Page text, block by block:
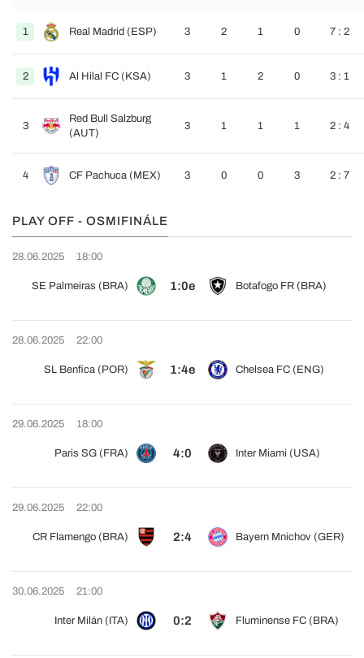
1 Real Madrid (ESP) 3 2 1 0 7 : 2
2 Al Hilal FC (KSA) 3 1 2 0 3 : 1
3
Red Bull Salzburg
(AUT)
3 1 1 1 2 : 4
4 CF Pachuca (MEX) 3 0 0 3 2 : 7
PLAY OFF - OSMIFINÁLE
28.06.2025 18:00
SE Palmeiras (BRA) 1:0e Botafogo FR (BRA)
28.06.2025 22:00
SL Benfica (POR) 1:4e Chelsea FC (ENG)
29.06.2025 18:00
Paris SG (FRA) 4:0 Inter Miami (USA)
29.06.2025 22:00
CR Flamengo (BRA) 2:4 Bayern Mnichov (GER)
30.06.2025 21:00
Inter Milán (ITA) 0:2 Fluminense FC (BRA)